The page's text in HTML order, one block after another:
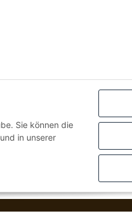
Sie können die
und in unserer
versenden via:
byDreizack Medien.